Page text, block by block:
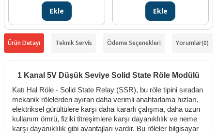
Ekle Ekle
Ürün Detayı Teknik Servis Ödeme Seçenekleri Yorumlar(0)
1 Kanal 5V Düşük Seviye Solid State Röle Modülü
Katı Hal Röle - Solid State Relay (SSR), bu röle tipini sıradan
mekanik rölelerden ayıran daha verimli anahtarlama hızları,
elektriksel gürültülere karşı daha kararlı çalışma, daha uzun
kullanım ömrü, fiziki titreşimlere karşı dayanıklılık ve neme
karşı dayanıklılık gibi avantajları vardır. Bu röleler bilgisayar